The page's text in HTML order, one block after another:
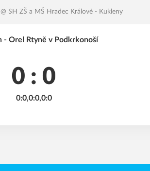
SH ZŠ a MŠ Hradec Králové - Kukleny
- Orel Rtyně v Podkrkonoší
0 : 0
0:0,0:0,0:0